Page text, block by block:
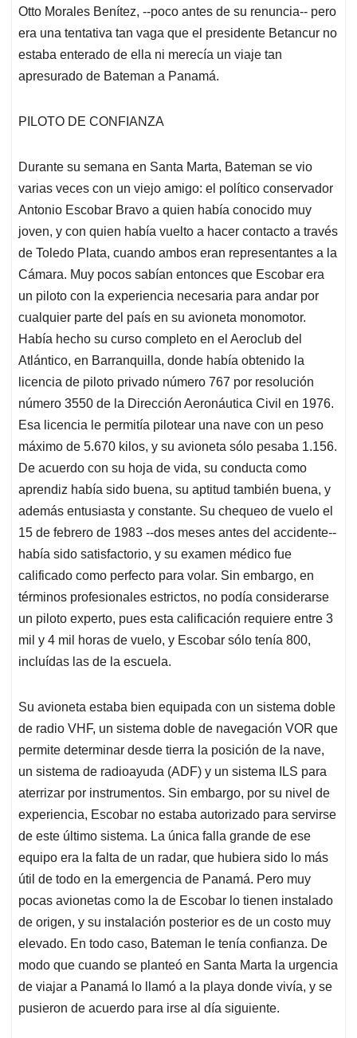
Otto Morales Benítez, --poco antes de su renuncia-- pero
era una tentativa tan vaga que el presidente Betancur no
estaba enterado de ella ni merecía un viaje tan
apresurado de Bateman a Panamá.
PILOTO DE CONFIANZA
Durante su semana en Santa Marta, Bateman se vio
varias veces con un viejo amigo: el político conservador
Antonio Escobar Bravo a quien había conocido muy
joven, y con quien había vuelto a hacer contacto a través
de Toledo Plata, cuando ambos eran representantes a la
Cámara. Muy pocos sabían entonces que Escobar era
un piloto con la experiencia necesaria para andar por
cualquier parte del país en su avioneta monomotor.
Había hecho su curso completo en el Aeroclub del
Atlántico, en Barranquilla, donde había obtenido la
licencia de piloto privado número 767 por resolución
número 3550 de la Dirección Aeronáutica Civil en 1976.
Esa licencia le permitía pilotear una nave con un peso
máximo de 5.670 kilos, y su avioneta sólo pesaba 1.156.
De acuerdo con su hoja de vida, su conducta como
aprendiz había sido buena, su aptitud también buena, y
además entusiasta y constante. Su chequeo de vuelo el
15 de febrero de 1983 --dos meses antes del accidente--
había sido satisfactorio, y su examen médico fue
calificado como perfecto para volar. Sin embargo, en
términos profesionales estrictos, no podía considerarse
un piloto experto, pues esta calificación requiere entre 3
mil y 4 mil horas de vuelo, y Escobar sólo tenía 800,
incluídas las de la escuela.
Su avioneta estaba bien equipada con un sistema doble
de radio VHF, un sistema doble de navegación VOR que
permite determinar desde tierra la posición de la nave,
un sistema de radioayuda (ADF) y un sistema ILS para
aterrizar por instrumentos. Sin embargo, por su nivel de
experiencia, Escobar no estaba autorizado para servirse
de este último sistema. La única falla grande de ese
equipo era la falta de un radar, que hubiera sido lo más
útil de todo en la emergencia de Panamá. Pero muy
pocas avionetas como la de Escobar lo tienen instalado
de origen, y su instalación posterior es de un costo muy
elevado. En todo caso, Bateman le tenía confianza. De
modo que cuando se planteó en Santa Marta la urgencia
de viajar a Panamá lo llamó a la playa donde vivía, y se
pusieron de acuerdo para irse al día siguiente.